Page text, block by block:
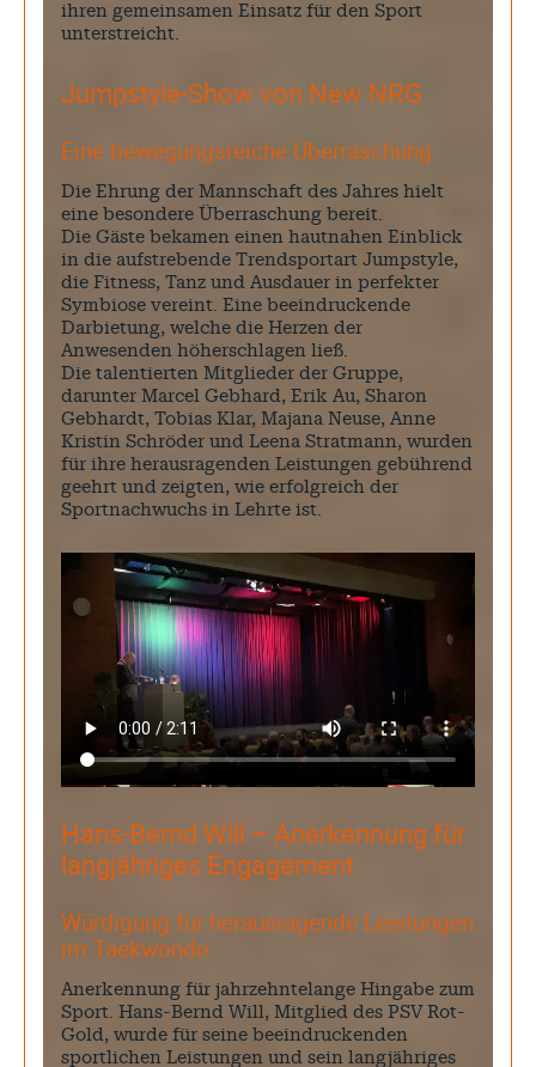
ihren gemeinsamen Einsatz für den Sport
unterstreicht.
Jumpstyle-Show von New NRG
Eine bewegungsreiche Überraschung
Die Ehrung der Mannschaft des Jahres hielt
eine besondere Überraschung bereit.
Die Gäste bekamen einen hautnahen Einblick
in die aufstrebende Trendsportart Jumpstyle,
die Fitness, Tanz und Ausdauer in perfekter
Symbiose vereint. Eine beeindruckende
Darbietung, welche die Herzen der
Anwesenden höherschlagen ließ.
Die talentierten Mitglieder der Gruppe,
darunter Marcel Gebhard, Erik Au, Sharon
Gebhardt, Tobias Klar, Majana Neuse, Anne
Kristin Schröder und Leena Stratmann, wurden
für ihre herausragenden Leistungen gebührend
geehrt und zeigten, wie erfolgreich der
Sportnachwuchs in Lehrte ist.
Hans-Bernd Will – Anerkennung für
langjähriges Engagement
Würdigung für herausragende Leistungen
im Taekwondo
Anerkennung für jahrzehntelange Hingabe zum
Sport. Hans-Bernd Will, Mitglied des PSV Rot-
Gold, wurde für seine beeindruckenden
sportlichen Leistungen und sein langjähriges